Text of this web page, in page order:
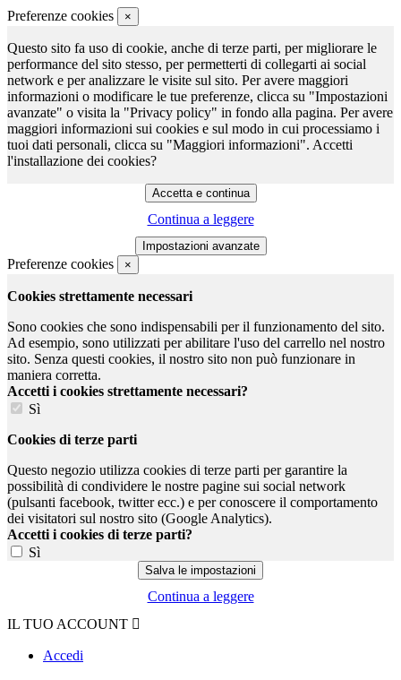
Preferenze cookies ×
Questo sito fa uso di cookie, anche di terze parti, per migliorare le
performance del sito stesso, per permetterti di collegarti ai social
network e per analizzare le visite sul sito. Per avere maggiori
informazioni o modificare le tue preferenze, clicca su "Impostazioni
avanzate" o visita la "Privacy policy" in fondo alla pagina. Per avere
maggiori informazioni sui cookies e sul modo in cui processiamo i
tuoi dati personali, clicca su "Maggiori informazioni". Accetti
l'installazione dei cookies?
Continua a leggere
Preferenze cookies ×
Cookies strettamente necessari
Sono cookies che sono indispensabili per il funzionamento del sito.
Ad esempio, sono utilizzati per abilitare l'uso del carrello nel nostro
sito. Senza questi cookies, il nostro sito non può funzionare in
maniera corretta.
Accetti i cookies strettamente necessari?
Sì
Cookies di terze parti
Questo negozio utilizza cookies di terze parti per garantire la
possibilità di condividere le nostre pagine sui social network
(pulsanti facebook, twitter ecc.) e per conoscere il comportamento
dei visitatori sul nostro sito (Google Analytics).
Accetti i cookies di terze parti?
Sì
Continua a leggere
IL TUO ACCOUNT 
Accedi